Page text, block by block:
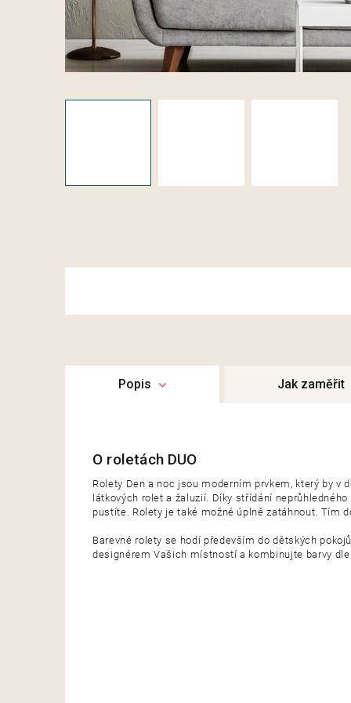
Popis Jak zaměřit
Rolety Den a noc jsou moderním prvkem, který by
látkových rolet a žaluzií. Díky střídání
pustíte. Rolety je také možné úplně zatáhnout. Tím
Barevné rolety se hodí především do dětských
designérem Vašich místností a kombinujte barvy